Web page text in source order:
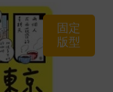
固定
版型